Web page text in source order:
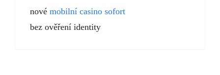
nové mobilní casino sofort
bez ověření identity